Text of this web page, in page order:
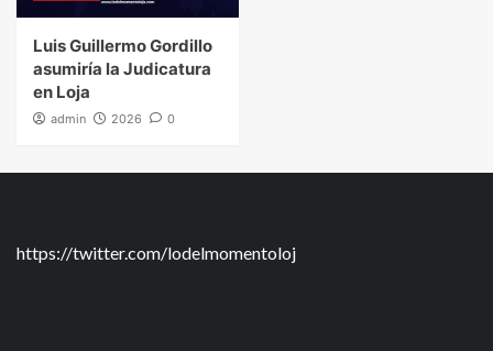
Luis Guillermo Gordillo
asumiría la Judicatura
en Loja
admin 2026 0
https://twitter.com/lodelmomentoloj